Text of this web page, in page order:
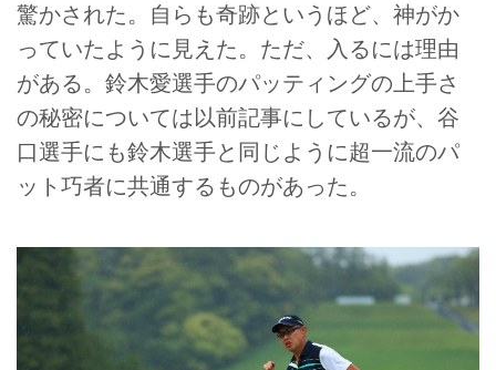
驚かされた。自らも奇跡というほど、神がか
っていたように見えた。ただ、入るには理由
がある。鈴木愛選手のパッティングの上手さ
の秘密については以前記事にしているが、谷
口選手にも鈴木選手と同じように超一流のパ
ット巧者に共通するものがあった。